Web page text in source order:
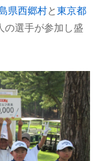
県西郷村と東京都
の選手が参加し盛